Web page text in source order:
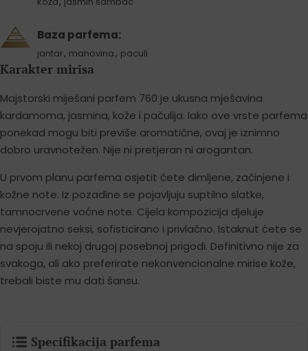
Baza parfema:
jantar, mahovina , paculi
Karakter mirisa
Majstorski miješani parfem 760 je ukusna mješavina
kardamoma, jasmina, kože i pačulija. Iako ove vrste parfema
ponekad mogu biti previše aromatične, ovaj je iznimno
dobro uravnotežen. Nije ni pretjeran ni arogantan.
U prvom planu parfema osjetit ćete dimljene, začinjene i
kožne note. Iz pozadine se pojavljuju suptilno slatke,
tamnocrvene voćne note. Cijela kompozicija djeluje
nevjerojatno seksi, sofisticirano i privlačno. Istaknut ćete se
na spoju ili nekoj drugoj posebnoj prigodi. Definitivno nije za
svakoga, ali ako preferirate nekonvencionalne mirise kože,
trebali biste mu dati šansu.
Specifikacija parfema